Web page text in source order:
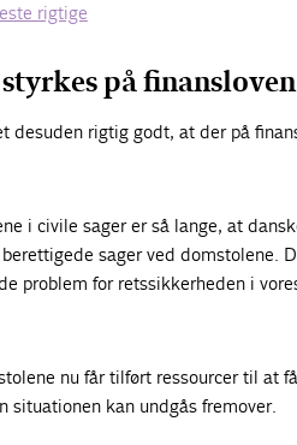
rigtige
på finansloven
rigtig godt, at der på
i civile sager er så lange, at
sager ved domstolene.
problem for retssikkerheden i
nu får tilført ressourcer til at
situationen kan undgås fremover.